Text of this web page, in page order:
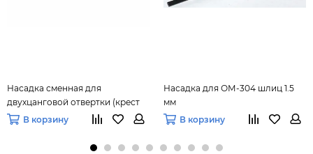
Насадка сменная для
двухцанговой отвертки (крест
1.5 мм)В корзину
Насадка для ОМ-304 шлиц 1.5
мм
В корзину